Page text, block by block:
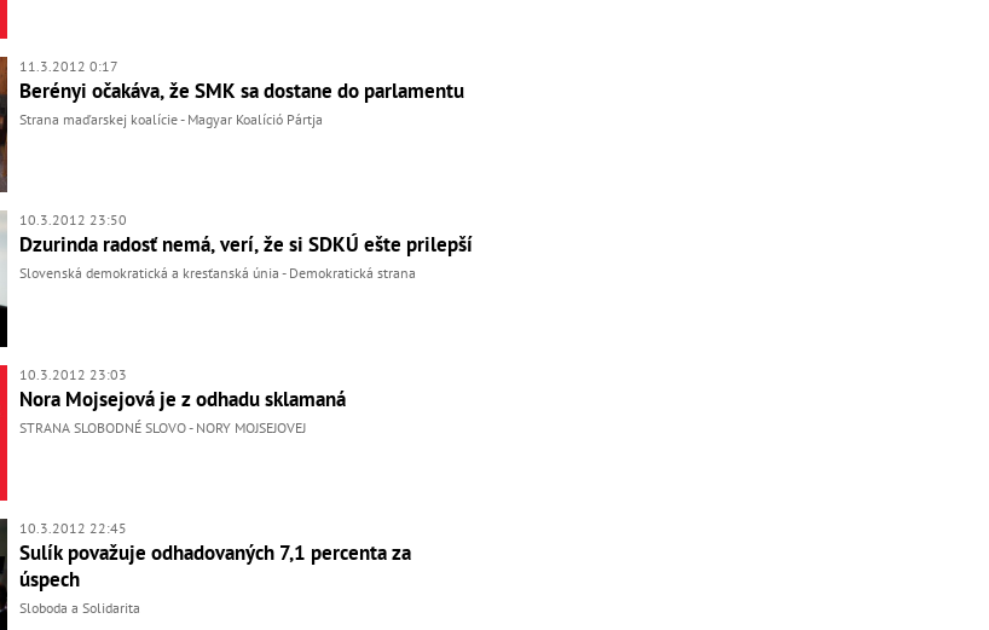
11.3.2012 0:17
Berényi očakáva, že SMK sa dostane do parlamentu
Strana maďarskej koalície - Magyar Koalíció Pártja
10.3.2012 23:50
Dzurinda radosť nemá, verí, že si SDKÚ ešte prilepší
Slovenská demokratická a kresťanská únia - Demokratická strana
10.3.2012 23:03
Nora Mojsejová je z odhadu sklamaná
STRANA SLOBODNÉ SLOVO - NORY MOJSEJOVEJ
10.3.2012 22:45
Sulík považuje odhadovaných 7,1 percenta za
úspech
Sloboda a Solidarita